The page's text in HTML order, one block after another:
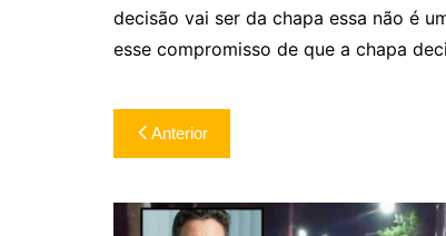
decisão vai ser da chapa essa não é
esse compromisso de que a chapa
Navegação
de
Post
Anterior